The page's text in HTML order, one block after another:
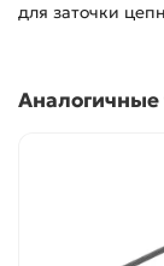
для заточки
Аналогичные